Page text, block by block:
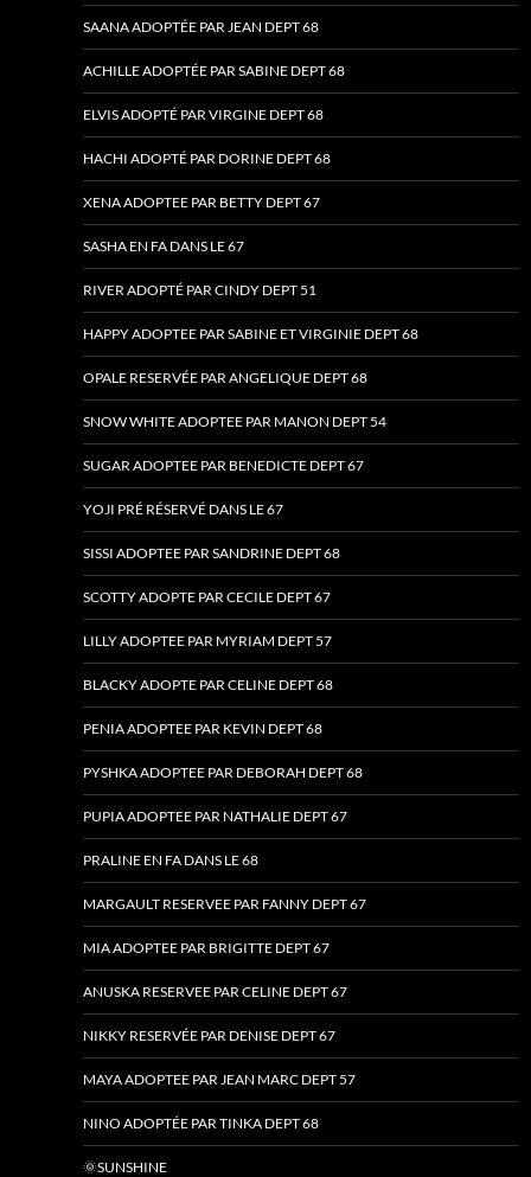
SAANA ADOPTÉE PAR JEAN DEPT 68
ACHILLE ADOPTÉE PAR SABINE DEPT 68
ELVIS ADOPTÉ PAR VIRGINE DEPT 68
HACHI ADOPTÉ PAR DORINE DEPT 68
XENA ADOPTEE PAR BETTY DEPT 67
SASHA EN FA DANS LE 67
RIVER ADOPTÉ PAR CINDY DEPT 51
HAPPY ADOPTEE PAR SABINE ET VIRGINIE DEPT 68
OPALE RESERVÉE PAR ANGELIQUE DEPT 68
SNOW WHITE ADOPTEE PAR MANON DEPT 54
SUGAR ADOPTEE PAR BENEDICTE DEPT 67
YOJI PRÉ RÉSERVÉ DANS LE 67
SISSI ADOPTEE PAR SANDRINE DEPT 68
SCOTTY ADOPTE PAR CECILE DEPT 67
LILLY ADOPTEE PAR MYRIAM DEPT 57
BLACKY ADOPTE PAR CELINE DEPT 68
PENIA ADOPTEE PAR KEVIN DEPT 68
PYSHKA ADOPTEE PAR DEBORAH DEPT 68
PUPIA ADOPTEE PAR NATHALIE DEPT 67
PRALINE EN FA DANS LE 68
MARGAULT RESERVEE PAR FANNY DEPT 67
MIA ADOPTEE PAR BRIGITTE DEPT 67
ANUSKA RESERVEE PAR CELINE DEPT 67
NIKKY RESERVÉE PAR DENISE DEPT 67
MAYA ADOPTEE PAR JEAN MARC DEPT 57
NINO ADOPTÉE PAR TINKA DEPT 68
🌞SUNSHINE